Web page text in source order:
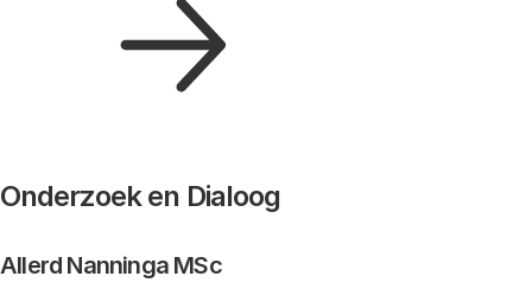
Onderzoek en Dialoog
Allerd Nanninga MSc